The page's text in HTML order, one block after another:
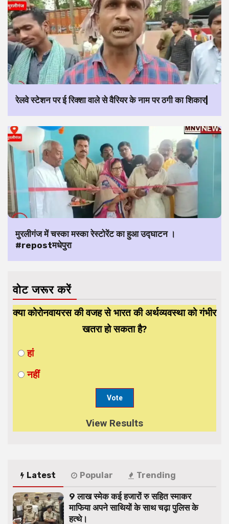
रेलवे स्टेशन पर ई रिक्शा वाले से वैरियर के नाम पर ठगी का शिकार|
मुरलीगंज में चस्का मस्का रेस्टोरेंट का हुआ उद्घाटन ।
#repostमधेपुरा
वोट जरूर करें
क्या कोरोनवायरस की वजह से भारत की अर्थव्यवस्था को गंभीर
खतरा हो सकता है?
हां
नहीं
View Results
Latest Popular Trending
9 लाख स्मेक कई हजारों रु सहित स्माकर
माफिया अपने साथियों के साथ चढ़ा पुलिस के
हत्थे।